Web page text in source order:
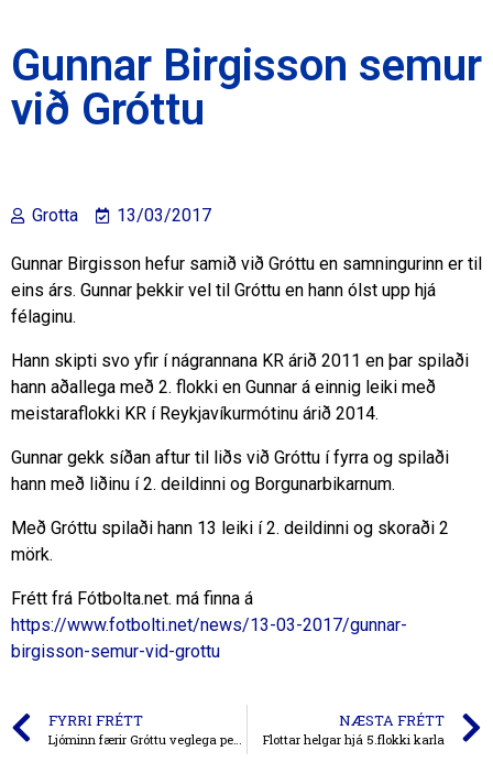
Gunnar Birgisson semur
við Gróttu
Grotta 13/03/2017
Gunnar Birgisson hefur samið við Gróttu en samningurinn er til
eins árs. Gunnar þekkir vel til Gróttu en hann ólst upp hjá
félaginu.
Hann skipti svo yfir í nágrannana KR árið 2011 en þar spilaði
hann aðallega með 2. flokki en Gunnar á einnig leiki með
meistaraflokki KR í Reykjavíkurmótinu árið 2014.
Gunnar gekk síðan aftur til liðs við Gróttu í fyrra og spilaði
hann með liðinu í 2. deildinni og Borgunarbikarnum.
Með Gróttu spilaði hann 13 leiki í 2. deildinni og skoraði 2
mörk.
Frétt frá Fótbolta.net. má finna á
https://www.fotbolti.net/news/13-03-2017/gunnar-
birgisson-semur-vid-grottu
FYRRI FRÉTT
Ljóminn færir Gróttu veglega peningagjöf
NÆSTA FRÉTT
Flottar helgar hjá 5.flokki karla